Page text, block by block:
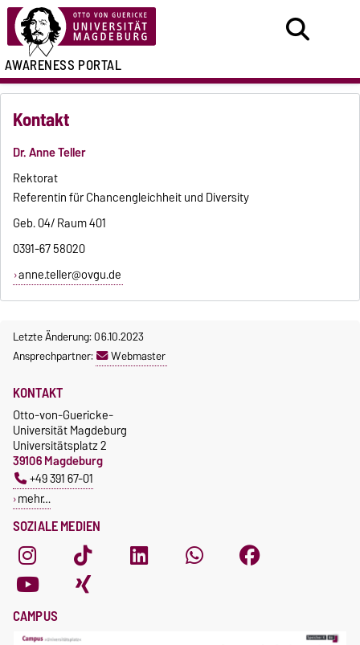
AWARENESS PORTAL
Kontakt
Dr. Anne Teller
Rektorat
Referentin für Chancengleichheit und Diversity
Geb. 04/ Raum 401
0391-67 58020
anne.teller@ovgu.de
Letzte Änderung: 06.10.2023
Ansprechpartner:
Webmaster
SOZIALE MEDIEN
KONTAKT
Otto-von-Guericke-
Universität Magdeburg
Universitätsplatz 2
39106 Magdeburg
+49 391 67-01
mehr…
CAMPUS